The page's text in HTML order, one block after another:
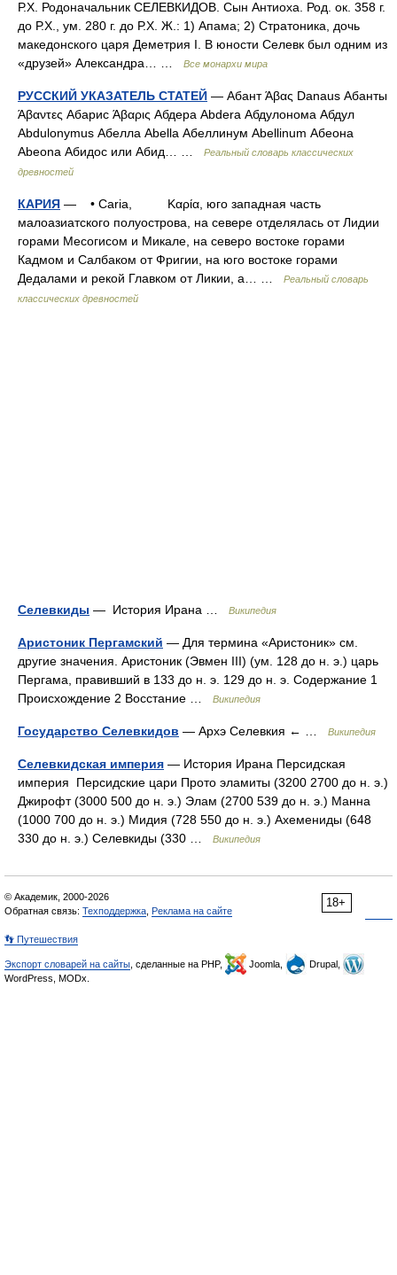
Р.Х. Родоначальник СЕЛЕВКИДОВ. Сын Антиоха. Род. ок. 358 г.
до Р.Х., ум. 280 г. до Р.Х. Ж.: 1) Апама; 2) Стратоника, дочь
македонского царя Деметрия I. В юности Селевк был одним из
«друзей» Александра… …
Все монархи мира
РУССКИЙ УКАЗАТЕЛЬ СТАТЕЙ — Абант Άβας Danaus Абанты
Άβαντες Абарис Άβαρις Абдера Abdera Абдулонома Абдул
Abdulonymus Абелла Abella Абеллинум Abellinum Абеона
Abeona Абидос или Абид… …
Реальный словарь классических
древностей
КАРИЯ — • Caria, Καρία, юго западная часть
малоазиатского полуострова, на севере отделялась от Лидии
горами Месогисом и Микале, на северо востоке горами
Кадмом и Салбаком от Фригии, на юго востоке горами
Дедалами и рекой Главком от Ликии, а… …
Реальный словарь
классических древностей
Селевкиды — История Ирана … Википедия
Аристоник Пергамский — Для термина «Аристоник» см.
другие значения. Аристоник (Эвмен III) (ум. 128 до н. э.) царь
Пергама, правивший в 133 до н. э. 129 до н. э. Содержание 1
Происхождение 2 Восстание …
Википедия
Государство Селевкидов — Архэ Селевкия ← … Википедия
Селевкидская империя — История Ирана Персидская
империя Персидские цари Прото эламиты (3200 2700 до н. э.)
Джирофт (3000 500 до н. э.) Элам (2700 539 до н. э.) Манна
(1000 700 до н. э.) Мидия (728 550 до н. э.) Ахемениды (648
330 до н. э.) Селевкиды (330 …
Википедия
18+
© Академик, 2000-2026
Обратная связь: Техподдержка Реклама на сайте
👣 Путешествия
Экспорт словарей на сайты , сделанные на PHP, Joomla,
Drupal,
WordPress, MODx.